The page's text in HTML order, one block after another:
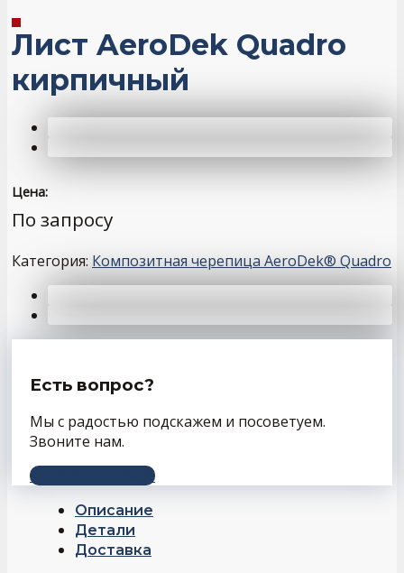
Лист AeroDek Quadro
кирпичный
Цена:
По запросу
Категория: Композитная черепица AeroDek® Quadro
Есть вопрос?
Мы с радостью подскажем и посоветуем.
Звоните нам.
+7 (343) 243-56-66
Описание
Детали
Доставка